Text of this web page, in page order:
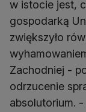
w istocie jest,
gospodarką
zwiększyło
Zachodniej -
odrzucenie
absolutorium.